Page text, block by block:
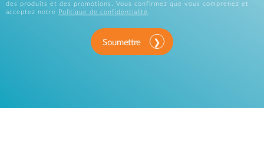
des produits et des promotions. Vous confirmez que vous comprenez et
acceptez notre
Politique de confidentialité.
Soumettre